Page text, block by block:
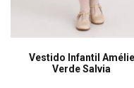
Vestido Infantil Amélie
Verde Salvia